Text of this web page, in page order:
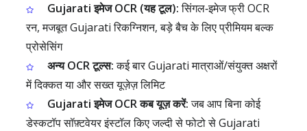
Gujarati इमेज OCR (यह टूल):सिंगल‑इमेज फ्री OCR
रन, मजबूत Gujarati रिकग्निशन, बड़े बैच के लिए प्रीमियम बल्क
प्रोसेसिंग
अन्य OCR टूल्स:कई बार Gujarati मात्राओं/संयुक्त अक्षरों
में दिक्कत या और सख्त यूज़ेज़ लिमिट
Gujarati इमेज OCR कब यूज़ करें:जब आप बिना कोई
डेस्कटॉप सॉफ़्टवेयर इंस्टॉल किए जल्दी से फोटो से Gujarati